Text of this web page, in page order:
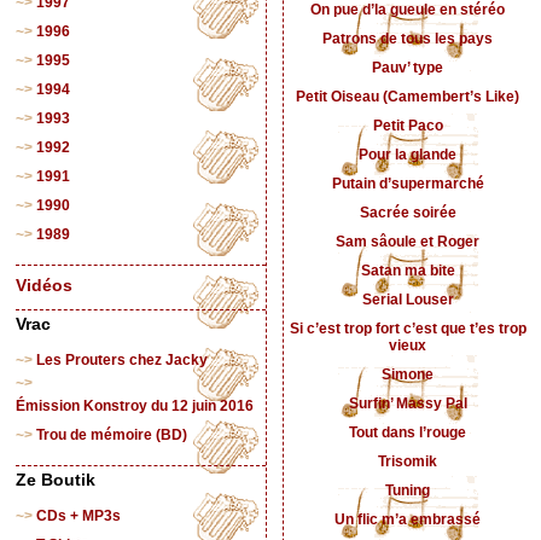
1996
1995
1994
1993
1992
1991
1990
1989
Vidéos
Vrac
Les Prouters chez Jacky
Émission Konstroy du 12 juin 2016
Trou de mémoire (BD)
Ze Boutik
CDs + MP3s
On pue d’la gueule en stéréo
Patrons de tous les pays
Pauv’ type
Petit Oiseau (Camembert’s Like)
Petit Paco
Pour la glande
Putain d’supermarché
Sacrée soirée
Sam sâoule et Roger
Satan ma bite
Serial Louser
Si c’est trop fort c’est que t’es trop
vieux
Simone
Surfin’ Massy Pal
Tout dans l’rouge
Trisomik
Tuning
Un flic m’a embrassé